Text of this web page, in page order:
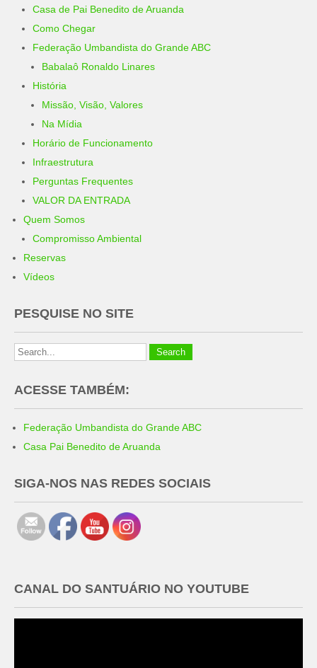
Casa de Pai Benedito de Aruanda
Como Chegar
Federação Umbandista do Grande ABC
Babalaô Ronaldo Linares
História
Missão, Visão, Valores
Na Mídia
Horário de Funcionamento
Infraestrutura
Perguntas Frequentes
VALOR DA ENTRADA
Quem Somos
Compromisso Ambiental
Reservas
Vídeos
PESQUISE NO SITE
ACESSE TAMBÉM:
Federação Umbandista do Grande ABC
Casa Pai Benedito de Aruanda
SIGA-NOS NAS REDES SOCIAIS
CANAL DO SANTUÁRIO NO YOUTUBE